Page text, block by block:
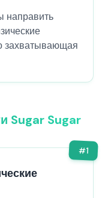
направить
захватывающая
Sugar Sugar
#1